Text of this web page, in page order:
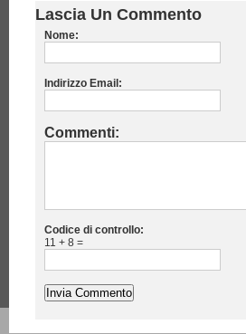
Lascia Un Commento
Nome:
Indirizzo Email:
Commenti:
Codice di controllo:
11 + 8 =